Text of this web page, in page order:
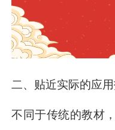
二、贴近实际的应
不同于传统的教材